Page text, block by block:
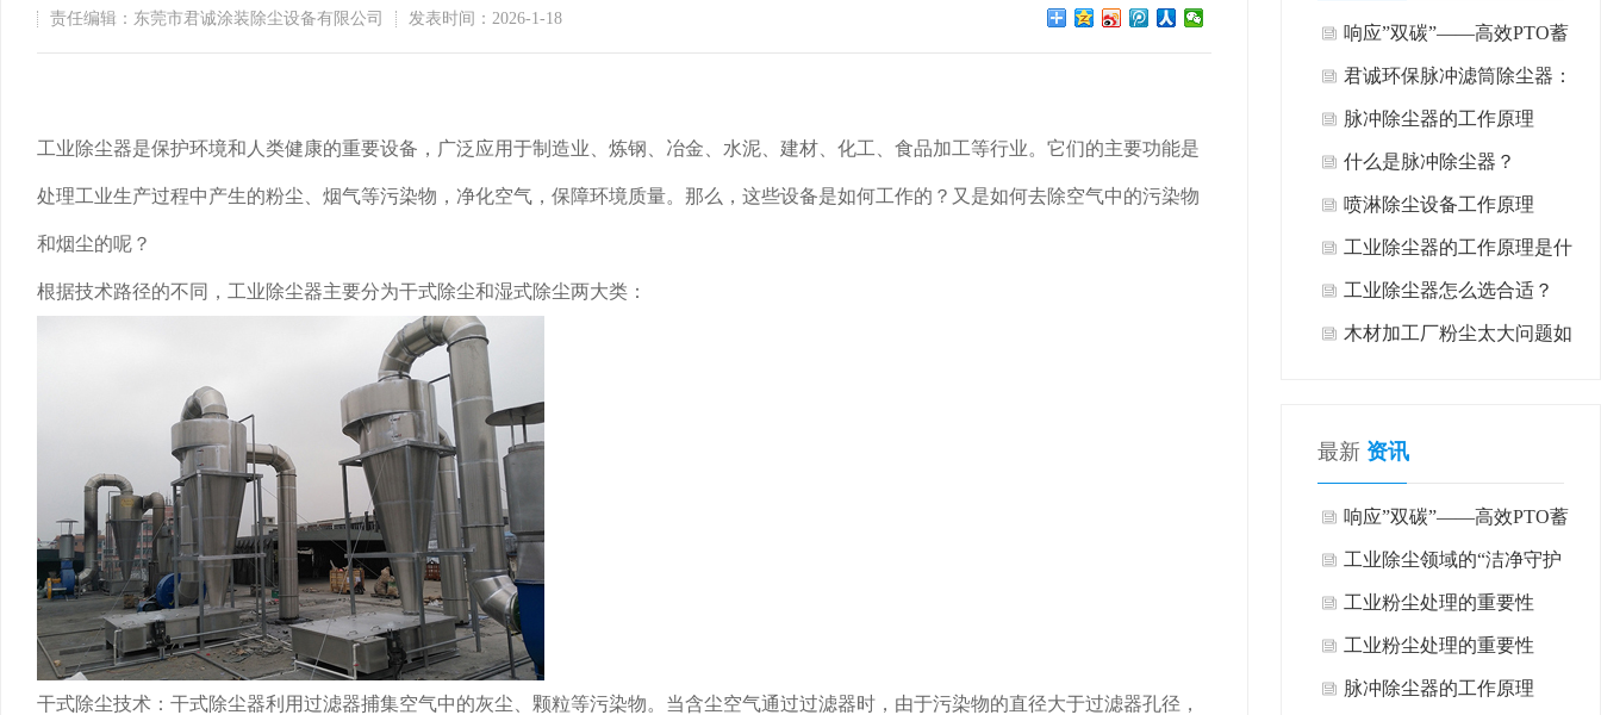
责任编辑：东莞市君诚涂装除尘设备有限公司 发表时间：2026-1-18
工业除尘器是保护环境和人类健康的重要设备，广泛应用于制造业、炼钢、冶金、水泥、建材、化工、食品加工等行业。它们的主要功能是
处理工业生产过程中产生的粉尘、烟气等污染物，净化空气，保障环境质量。那么，这些设备是如何工作的？又是如何去除空气中的污染物
和烟尘的呢？
根据技术路径的不同，工业除尘器主要分为干式除尘和湿式除尘两大类：
干式除尘技术：干式除尘器利用过滤器捕集空气中的灰尘、颗粒等污染物。当含尘空气通过过滤器时，由于污染物的直径大于过滤器孔径，
响应”双碳”——高效PTO蓄
热式氧化系统
君诚环保脉冲滤筒除尘器：
工业粉尘治理的高效解决方
案
脉冲除尘器的工作原理
什么是脉冲除尘器？
喷淋除尘设备工作原理
工业除尘器的工作原理是什
么？如何去除污染物和烟
尘？
工业除尘器怎么选合适？
木材加工厂粉尘太大问题如
最新 资讯
响应”双碳”——高效PTO蓄
热式氧化系统
工业除尘领域的“洁净守护
者”
工业粉尘处理的重要性
工业粉尘处理的重要性
脉冲除尘器的工作原理